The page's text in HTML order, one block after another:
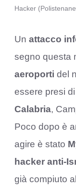
Hacker
Un attacco
segno questa
aeroporti del
essere presi
Calabria,
Poco dopo è
agire è stato
hacker anti-
già compiuto